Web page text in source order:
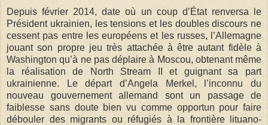
Depuis février 2014, date où un coup d’État renversa le
Président ukrainien, les tensions et les doubles discours ne
cessent pas entre les européens et les russes, l’Allemagne
jouant son propre jeu très attachée à être autant fidèle à
Washington qu’à ne pas déplaire à Moscou, obtenant même
la réalisation de North Stream II et guignant sa part
ukrainienne. Le départ d’Angela Merkel, l’inconnu du
nouveau gouvernement allemand sont un passage de
faiblesse sans doute bien vu comme opportun pour faire
débouler des migrants ou réfugiés à la frontière lituano-